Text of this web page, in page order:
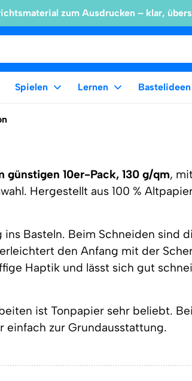
zum Ausdrucken – klar,
Spielen Lernen Bastelideen
10er-Pack, 130 g/qm, mit
Hergestellt aus 100 %
Basteln. Beim Schneiden sind
den Anfang mit der
Haptik und lässt sich gut
ist Tonpapier sehr beliebt.
einfach zur Grundausstattung.